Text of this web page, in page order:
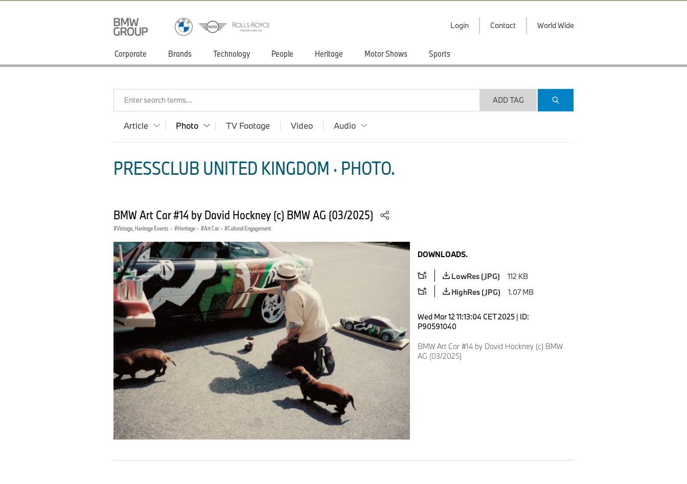
Login Contact World Wide
Corporate Brands Technology People Heritage Motor Shows Sports
Enter search terms... ADD TAG
Article Photo TV Footage Video Audio
PRESSCLUB UNITED KINGDOM · PHOTO.
BMW Art Car #14 by David Hockney (c) BMW AG (03/2025)
Vintage, Heritage Events · Heritage · Art Car · Cultural Engagement
DOWNLOADS.
LowRes (JPG)
112 KB
HighRes (JPG)
1.07 MB
Wed Mar 12 11:13:04 CET 2025 | ID:
P90591040
BMW Art Car #14 by David Hockney (c) BMW
AG (03/2025)